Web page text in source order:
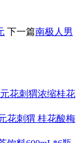
下一篇南极人男
花刺猬浓缩桂花
花刺猬 桂花酸梅